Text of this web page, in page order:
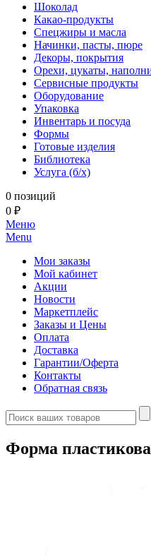
Шоколад
Какао-продукты
Спецжиры и масла
Начинки, пасты, пюре
Декоры, покрытия
Орехи, цукаты,
Сервисные продукты
Оборудование
Упаковка
Инвентарь и посуда
Формы
Готовые изделия
Библиотека
Услуга (б/х)
0 позиций
0 ₽
Меню
Menu
Мои заказы
Мой кабинет
Акции
Новости
Маркетплейс
Заказы и Цены
Оплата
Доставка
Гарантии/Оферта
Контакты
Обратная связь
Форма